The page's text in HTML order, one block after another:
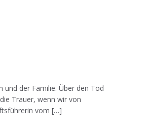
und Hund Anna.
und der Familie. Über den Tod
Trauer, wenn wir von
vom […]